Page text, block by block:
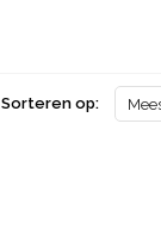
Sorteren op: